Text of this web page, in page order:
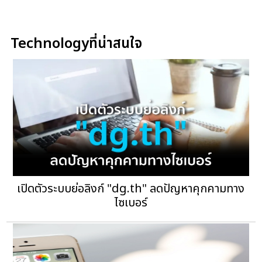
Technologyที่น่าสนใจ
เปิดตัวระบบย่อลิงก์ "dg.th" ลดปัญหาคุกคามทาง
ไซเบอร์